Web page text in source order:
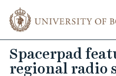
m
Spacerpad
regional radio